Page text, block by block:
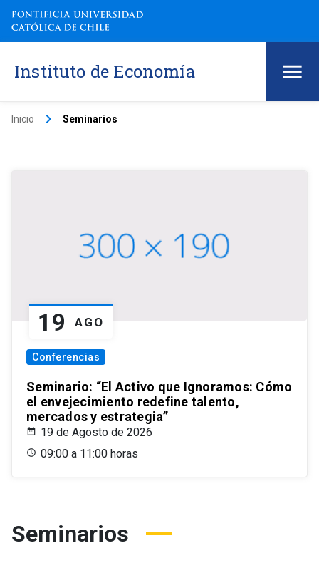
Instituto de Economía
Inicio keyboard_arrow_right Seminarios
19 AGO
Conferencias
Seminario: “El Activo que Ignoramos: Cómo
el envejecimiento redefine talento,
mercados y estrategia”
19 de Agosto de 2026
09:00 a 11:00 horas
Seminarios